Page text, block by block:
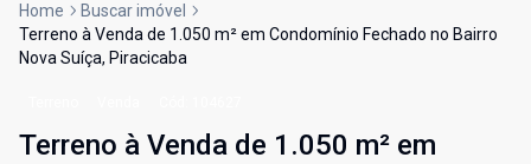
Home
Buscar imóvel
Terreno à Venda de 1.050 m² em Condomínio Fechado no Bairro
Nova Suíça, Piracicaba
Terreno à Venda de 1.050 m² em